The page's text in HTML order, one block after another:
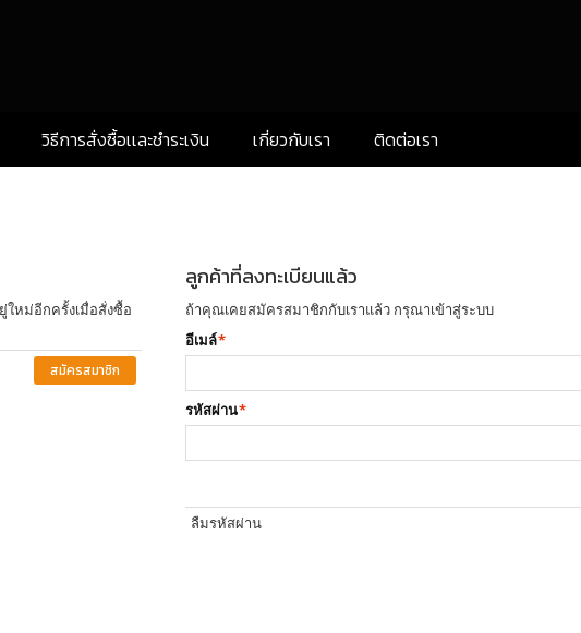
วิธีการสั่งซื้อเเละชำระเงิน เกี่ยวกับเรา ติดต่อเรา
หม่อีกครั้งเมื่อสั่งซื้อ
สมัครสมาชิก
ลูกค้าที่ลงทะเบียนแล้ว
ถ้าคุณเคยสมัครสมาชิกกับเราแล้ว กรุณาเข้าสู่ระบบ
*
อีเมล์
*
รหัสผ่าน
ลืมรหัสผ่าน